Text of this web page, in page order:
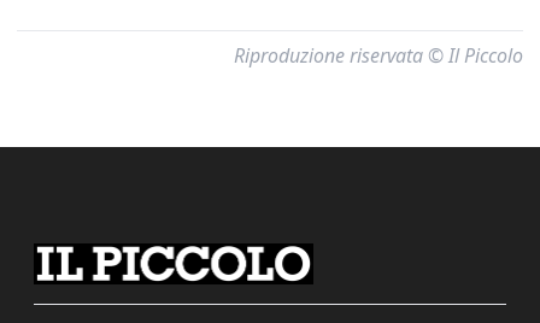
Riproduzione riservata © Il Piccolo